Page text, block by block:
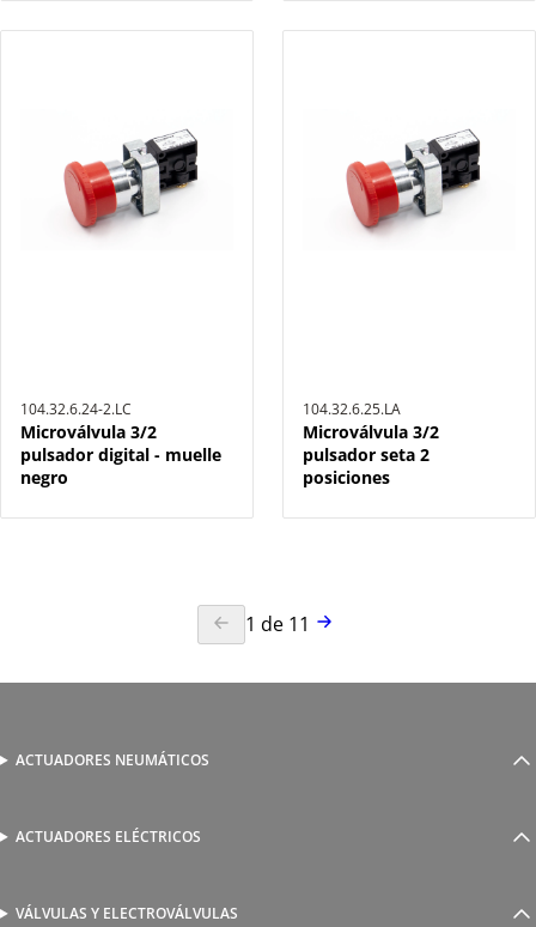
104.32.6.24-2.LC
Microválvula 3/2
pulsador digital - muelle
negro
104.32.6.25.LA
Microválvula 3/2
pulsador seta 2
posiciones
1 de 11
ACTUADORES NEUMÁTICOS
Cilindros neumáticos
Actuadores guiados
Pinzas neumáticas
ACTUADORES ELÉCTRICOS
Serie 1800 de cilindros eléctricos
VÁLVULAS Y ELECTROVÁLVULAS
Accionamiento manual y mecánico